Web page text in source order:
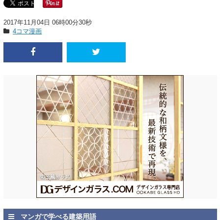
2017年11月04日 06時00分30秒
4コマ漫画
マンガで学べる建築用語